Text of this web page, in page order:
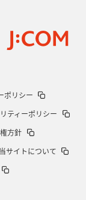
番はゲームドライバ
ポリシー
ティーポリシー
方針
当サイトについて